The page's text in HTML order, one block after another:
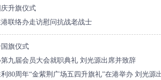
升旗仪式
联络办走访慰问抗战老战士
旗仪式
九届会员大会就职典礼 刘光源出席并致辞
80周年“金紫荆广场五四升旗礼”在港举办 刘光源